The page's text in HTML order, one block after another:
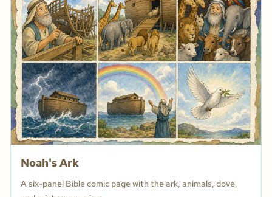
Noah's Ark
A six-panel Bible comic page with the ark, animals, dove,